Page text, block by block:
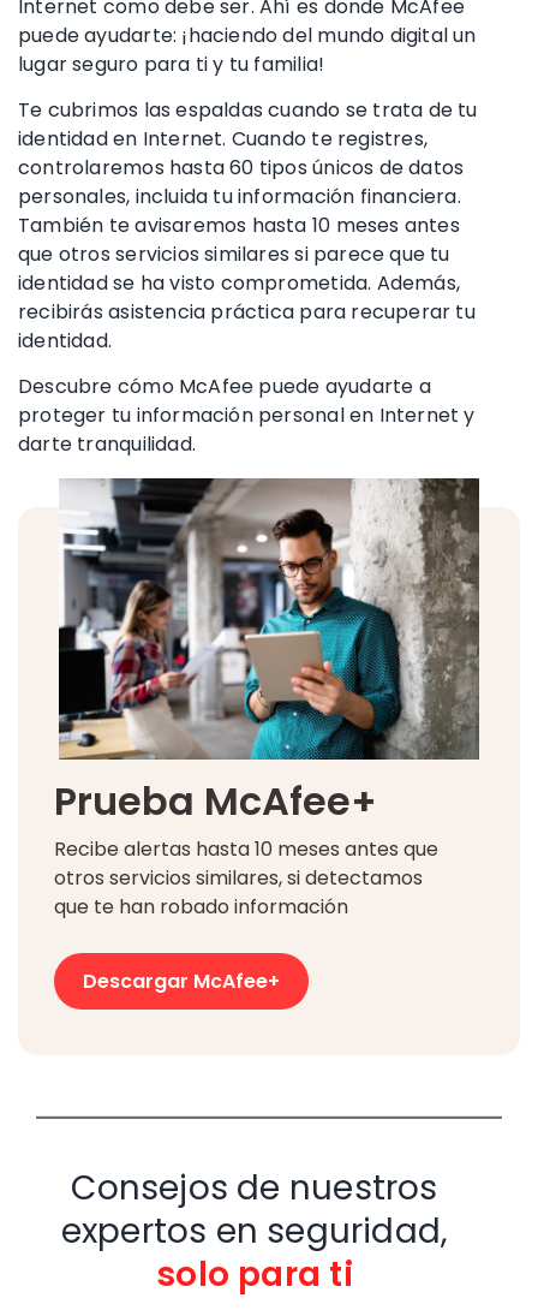
Internet como debe ser. Ahí es donde McAfee
puede ayudarte: ¡haciendo del mundo digital un
lugar seguro para ti y tu familia!
Te cubrimos las espaldas cuando se trata de tu
identidad en Internet. Cuando te registres,
controlaremos hasta 60 tipos únicos dedatos
personales, incluida tuinformación financiera.
También te avisaremos hasta 10 meses antes
que otros servicios similares si parece que tu
identidad se ha visto comprometida. Además,
recibirás asistencia práctica para recuperar tu
identidad.
Descubre cómo McAfee puede ayudarte a
proteger tu información personal en Internet y
darte tranquilidad.
Prueba McAfee+
Recibe alertas hasta 10 meses antes que
otros servicios similares, si detectamos
que te han robado información
Descargar McAfee+
Consejos de nuestros
expertos en seguridad,
solo para ti